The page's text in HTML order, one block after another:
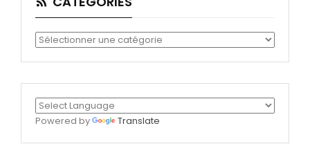
Catégories
Powered by Translate